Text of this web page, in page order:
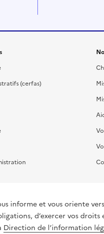
(cerfas)
informe et vous oriente
d’exercer vos
Direction de l’information